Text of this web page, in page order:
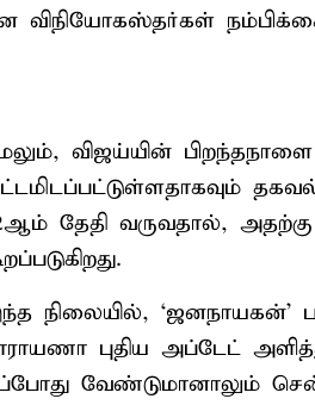
விநியோகஸ்தர்கள்
விஜய்யின்
தேதி வருவதால்,
நிலையில், ‘ஜனநாயகன்’
புதிய அப்டேட்
வேண்டுமானாலும்